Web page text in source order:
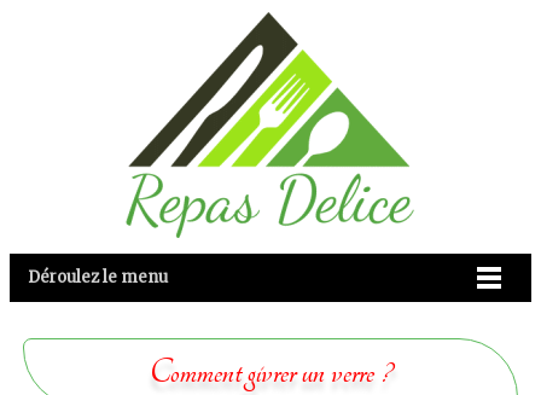
Déroulez le menu
Comment givrer un verre ?